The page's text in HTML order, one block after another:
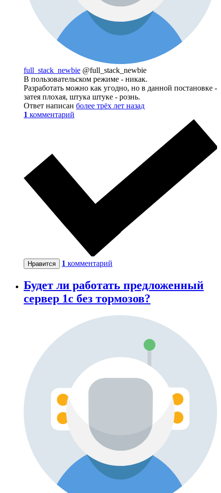
full_stack_newbie @full_stack_newbie
В пользовательском режиме - никак.
Разработать можно как угодно, но в данной постановке -
затея плохая, штука штуке - рознь.
Ответ написан более трёх лет назад
1 комментарий
Нравится 1 комментарий
Будет ли работать предложенный
сервер 1с без тормозов?